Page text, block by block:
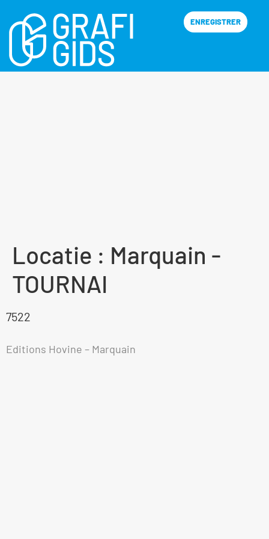
ENREGISTRER
Locatie : Marquain -
TOURNAI
7522
Editions Hovine – Marquain